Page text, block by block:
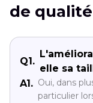
de
Q1.
elle sa
A1. Oui, dans
particulier